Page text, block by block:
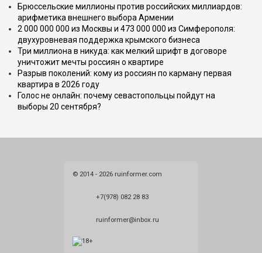
Брюссельские миллионы против российских миллиардов:
арифметика внешнего выбора Армении
2 000 000 000 из Москвы и 473 000 000 из Симферополя:
двухуровневая поддержка крымского бизнеса
Три миллиона в никуда: как мелкий шрифт в договоре
уничтожит мечты россиян о квартире
Разрыв поколений: кому из россиян по карману первая
квартира в 2026 году
Голос не онлайн: почему севастопольцы пойдут на
выборы 20 сентября?
© 2014 - 2026 ruinformer.com
+7(978) 082 28 83
ruinformer@inbox.ru